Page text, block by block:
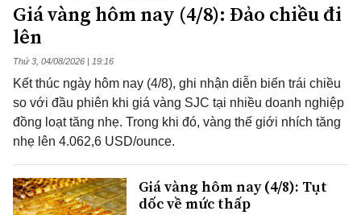
Giá vàng hôm nay (4/8): Đảo chiều đi
lên
Thứ 3, 04/08/2026 | 19:16
Kết thúc ngày hôm nay (4/8), ghi nhận diễn biến trái chiều
so với đầu phiên khi giá vàng SJC tại nhiều doanh nghiệp
đồng loạt tăng nhẹ. Trong khi đó, vàng thế giới nhích tăng
nhẹ lên 4.062,6 USD/ounce.
Giá vàng hôm nay (4/8): Tụt
dốc về mức thấp